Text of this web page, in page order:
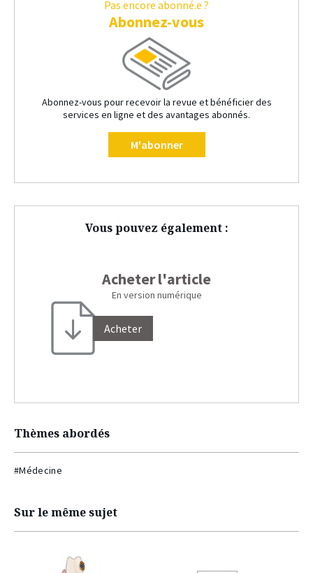
Pas encore abonné.e ?
Abonnez-vous
Abonnez-vous pour recevoir la revue et bénéficier des
services en ligne et des avantages abonnés.
M'abonner
Vous pouvez également :
Acheter l'article
En version numérique
Acheter
Thèmes abordés
#Médecine
Sur le même sujet